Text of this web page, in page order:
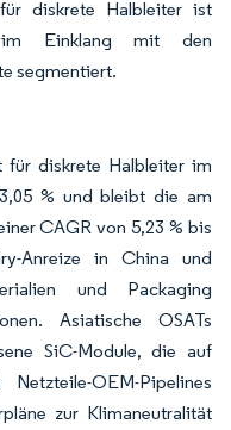
diskrete Halbleiter ist
im Einklang mit den
segmentiert.
für diskrete Halbleiter im
% und bleibt die am
CAGR von 5,23 % bis
Anreize in China und
und Packaging
Asiatische OSATs
SiC-Module, die auf
OEM-Pipelines
zur Klimaneutralität